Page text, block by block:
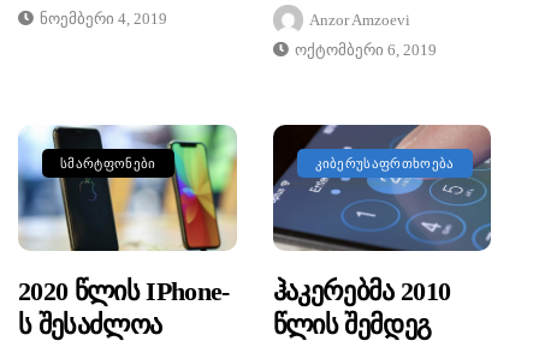
Ნოემბერი 4, 2019
Anzor Amzoevi
Ოქტომბერი 6, 2019
ᲡᲛᲐᲠᲢᲤᲝᲜᲔᲑᲘ
2020 Წლის IPhone-
Ს Შესაძლოა
ᲙᲘᲑᲔᲠᲣᲡᲐᲤᲠᲗᲮᲝᲔᲑᲐ
Ჰაკერებმა 2010
Წლის Შემდეგ